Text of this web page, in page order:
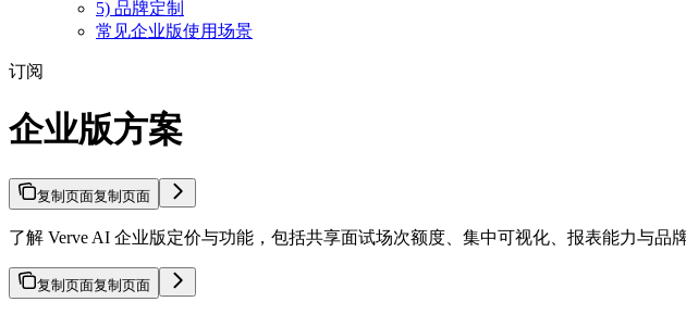
5) 品牌定制
常见企业版使用场景
订阅
企业版方案
复制页面复制页面
了解 Verve AI 企业版定价与功能，包括共享面试场次额度、集中可视化、报表能力与品
复制页面复制页面